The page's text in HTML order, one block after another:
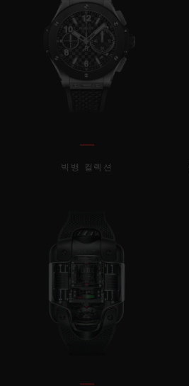
빅뱅 컬렉션